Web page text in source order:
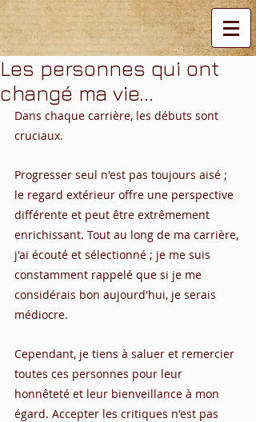
Les personnes qui ont
changé ma vie...
Dans chaque carrière, les débuts sont
cruciaux.
Progresser seul n'est pas toujours aisé ;
le regard extérieur offre une perspective
différente et peut être extrêmement
enrichissant. Tout au long de ma carrière,
j'ai écouté et sélectionné ; je me suis
constamment rappelé que si je me
considérais bon aujourd'hui, je serais
médiocre.
Cependant, je tiens à saluer et remercier
toutes ces personnes pour leur
honnêteté et leur bienveillance à mon
égard. Accepter les critiques n'est pas